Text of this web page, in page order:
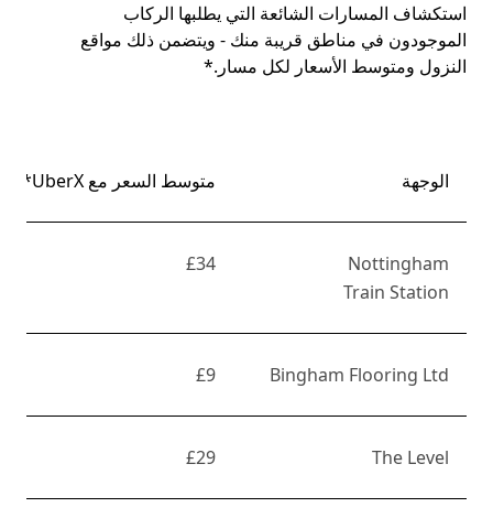
استكشاف المسارات الشائعة التي يطلبها الركاب
الموجودون في مناطق قريبة منك - ويتضمن ذلك مواقع
النزول ومتوسط الأسعار لكل مسار.*
الوجهة متوسط السعر مع UberX*
Nottingham
Train Station
£34
Bingham Flooring Ltd
£9
The Level
£29